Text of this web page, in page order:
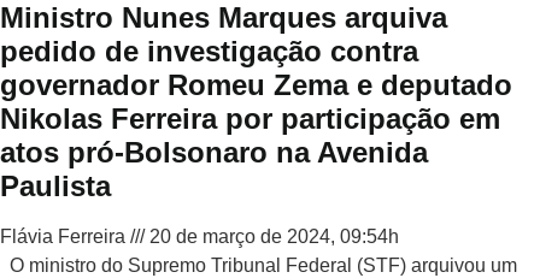
Ministro Nunes Marques arquiva
pedido de investigação contra
governador Romeu Zema e deputado
Nikolas Ferreira por participação em
atos pró-Bolsonaro na Avenida
Paulista
Flávia Ferreira
20 de março de 2024, 09:54h
O ministro do Supremo Tribunal Federal (STF) arquivou um